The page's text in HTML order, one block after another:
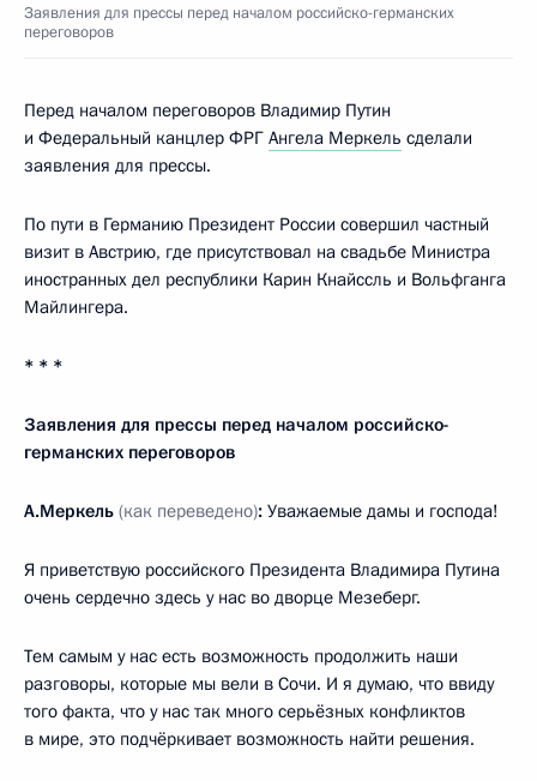
Заявления для прессы перед началом российско-германских
переговоров
Перед началом переговоров Владимир Путин
и Федеральный канцлер ФРГ Ангела Меркель сделали
заявления для прессы.
По пути в Германию Президент России совершил частный
визит в Австрию, где присутствовал на свадьбе Министра
иностранных дел республики Карин Кнайссль и Вольфганга
Майлингера.
* * *
Заявления для прессы перед началом российско-
германских переговоров
А.Меркель (как переведено): Уважаемые дамы и господа!
Я приветствую российского Президента Владимира Путина
очень сердечно здесь у нас во дворце Мезеберг.
Тем самым у нас есть возможность продолжить наши
разговоры, которые мы вели в Сочи. И я думаю, что ввиду
того факта, что у нас так много серьёзных конфликтов
в мире, это подчёркивает возможность найти решения.